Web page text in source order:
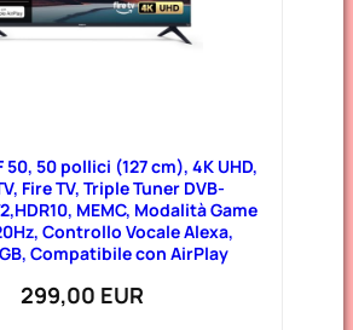
50, 50 pollici (127 cm), 4K UHD,
Fire TV, Triple Tuner DVB-
MEMC, Modalità Game
Controllo Vocale Alexa,
Compatibile con AirPlay
299,00 EUR